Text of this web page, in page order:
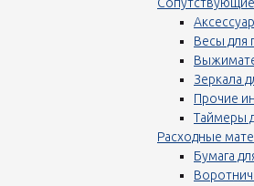
Весы для
Зеркала
Прочие
Таймеры
Расходные
Бумага